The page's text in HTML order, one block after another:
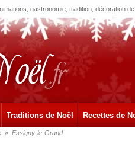
gastronomie, tradition, décoration
Traditions de Noël Recettes de
» Essigny-le-Grand